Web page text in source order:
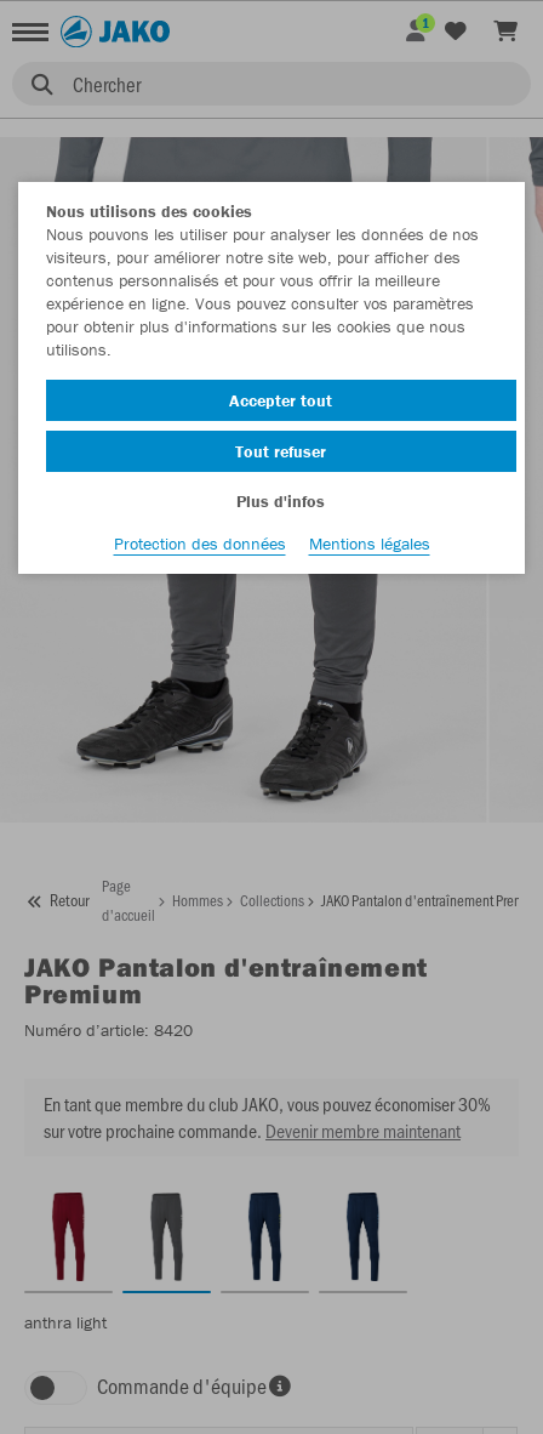
Chercher
1
Retour
Page
d'accueil
Hommes Collections JAKO Pantalon d'entraînement
JAKO Pantalon d'entraînement
Premium
Numéro d’article: 8420
En tant que membre du club JAKO, vous pouvez économiser 30%
sur votre prochaine commande. Devenir membre maintenant
anthra light
Commande d'équipe
Nous utilisons des cookies
Nous pouvons les utiliser pour analyser les données de nos
visiteurs, pour améliorer notre site web, pour afficher des
contenus personnalisés et pour vous offrir la meilleure
expérience en ligne. Vous pouvez consulter vos paramètres
pour obtenir plus d'informations sur les cookies que nous
utilisons.
Accepter tout
Tout refuser
Plus d'infos
Protection des données
Mentions légales